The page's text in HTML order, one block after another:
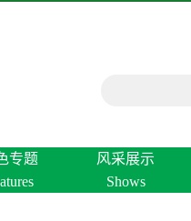
专题
风采展示
Shows